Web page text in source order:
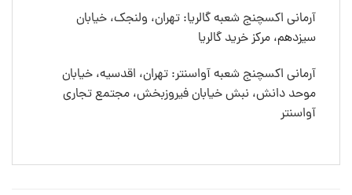
آرمانی اکسچنج شعبه گالریا: تهران، ولنجک، خیابان
سیزدهم، مرکز خرید گالریا
آرمانی اکسچنج شعبه آواسنتر: تهران، اقدسیه، خیابان
موحد دانش، نبش خیابان فیروزبخش، مجتمع تجاری
آواسنتر